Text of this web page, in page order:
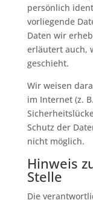
persönlich
vorliegende
Daten wir
erläutert auch,
geschieht.
Wir weisen
im Internet (z.
Schutz der
nicht möglich.
Hinweis
Stelle
Die